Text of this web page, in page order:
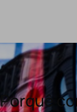
Porquê